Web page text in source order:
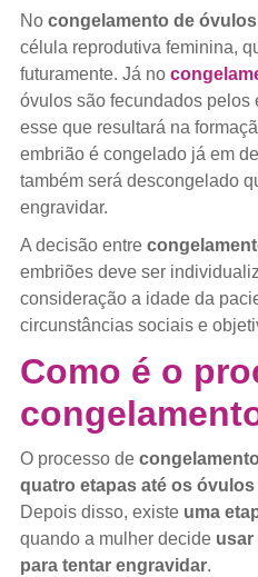
No congelamento de óvulos
célula reprodutiva feminina,
futuramente. Já no
óvulos são fecundados pelos
esse que resultará na
embrião é congelado já em
também será descongelado
engravidar.
A decisão entre
embriões deve ser
consideração a idade da
circunstâncias sociais e
Como é o
O processo de
quatro etapas até os
Depois disso, existe uma
quando a mulher decide
para tentar engravidar.